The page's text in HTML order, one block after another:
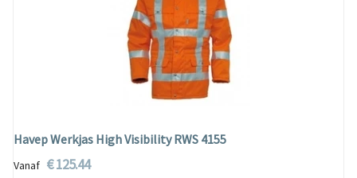
Havep Werkjas High Visibility RWS 4155
Vanaf € 125.44